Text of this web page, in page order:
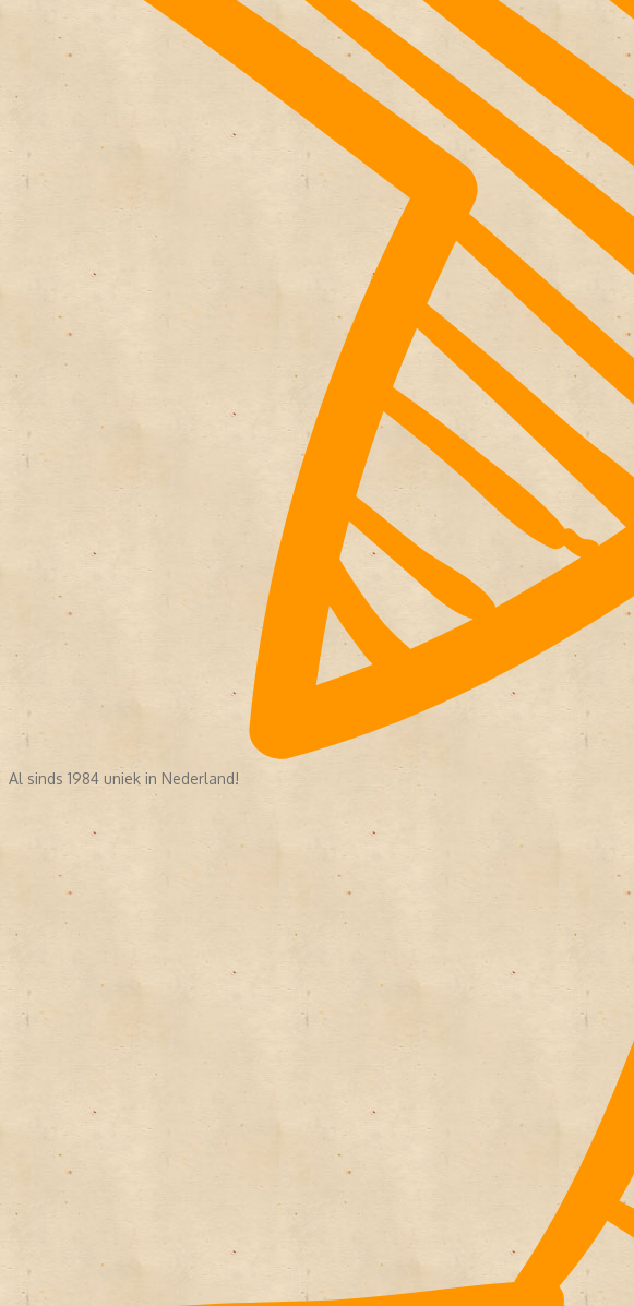
Al sinds 1984 uniek in Nederland!